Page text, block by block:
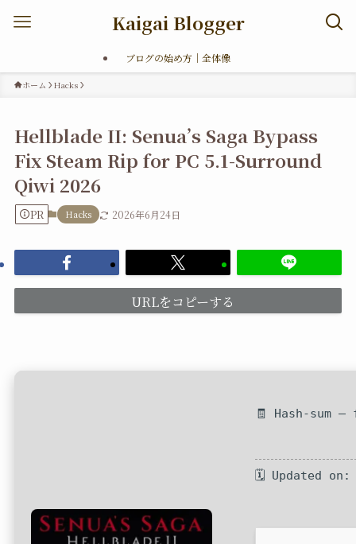
Kaigai Blogger
ブログの始め方｜全体像
ホーム Hacks
Hellblade II: Senua’s Saga Bypass
Fix Steam Rip for PC 5.1-Surround
Qiwi 2026
PR Hacks 2026年6月24日
URLをコピーする
🧾 Hash-sum —
🗓 Updated on: